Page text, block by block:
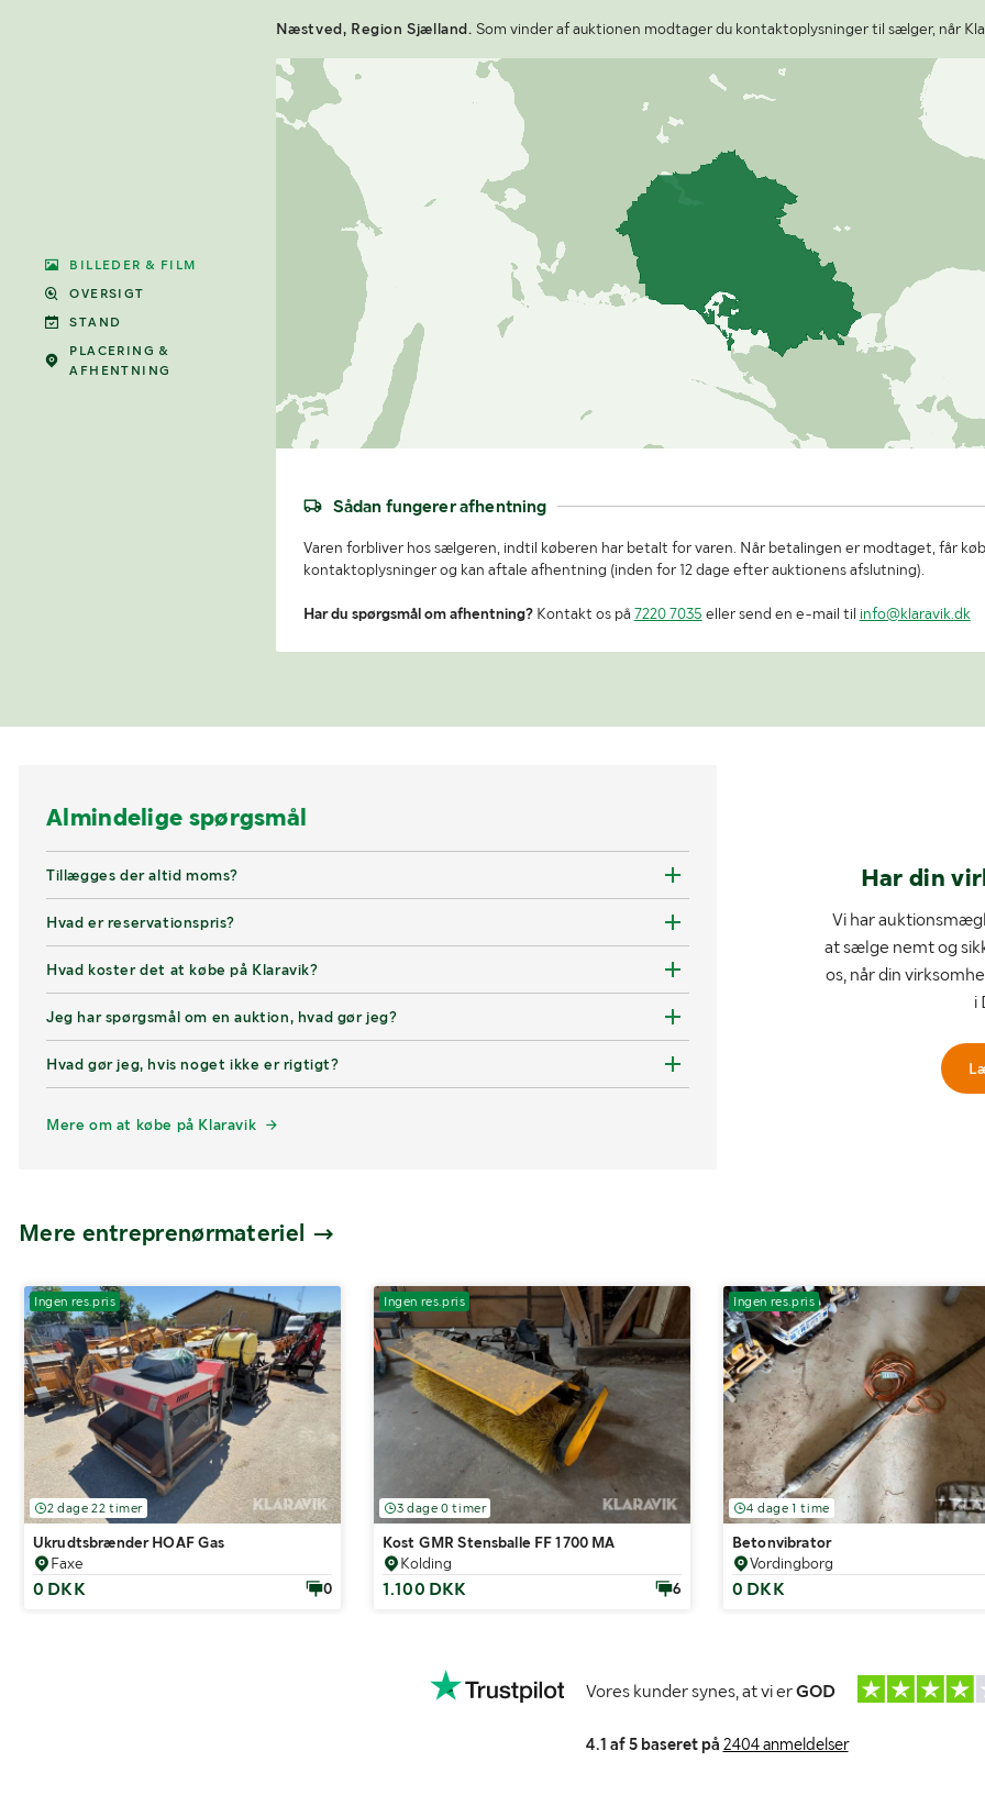
BILLEDER & FILM
OVERSIGT
STAND
PLACERING &
AFHENTNING
Næstved, Region Sjælland. Som vinder af auktionen modtager du kontaktoplysninger til sælger, når
Sådan fungerer afhentning
Varen forbliver hos sælgeren, indtil køberen har betalt for varen. Når betalingen er modtaget, får
kontaktoplysninger og kan aftale afhentning (inden for 12 dage efter auktionens afslutning).
Har du spørgsmål om afhentning?Kontakt os på 7220 7035 eller send en e-mail til info@klaravik.dk
Almindelige spørgsmål
Tillægges der altid moms?
Hvad er reservationspris?
Hvad koster det at købe på Klaravik?
Jeg har spørgsmål om en auktion, hvad gør jeg?
Hvad gør jeg, hvis noget ikke er rigtigt?
Mere om at købe på Klaravik
Har din
Vi har
at sælge nemt og
os, når din
i
Mere entreprenørmateriel
Ingen res.pris
2 dage 22 timer
Ukrudtsbrænder HOAF Gas
Faxe
0 DKK 0
Ingen res.pris
3 dage 0 timer
Kost GMR Stensballe FF 1700 MA
Kolding
1.100 DKK 6
Ingen res.pris
4 dage 1 time
Betonvibrator
Vordingborg
0 DKK
Vores kunder synes, at vi erGOD
4.1 af 5 baseret på 2404 anmeldelser